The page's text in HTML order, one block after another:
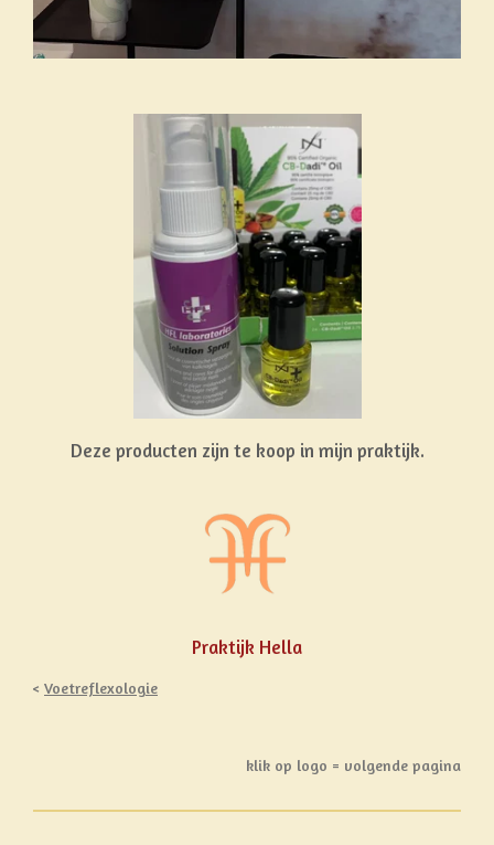
Deze producten zijn te koop in mijn praktijk.
Praktijk Hella
< Voetreflexologie
klik op logo = volgende pagina